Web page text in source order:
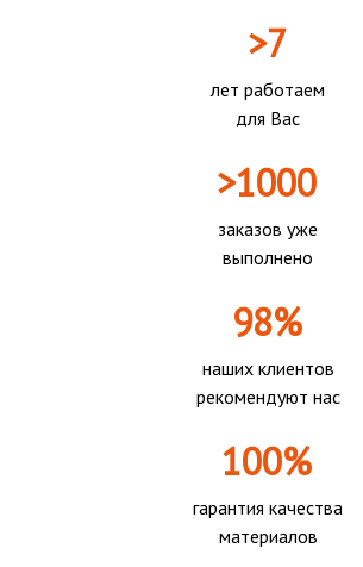
>7
лет работаем
для Вас
>1000
заказов уже
выполнено
98%
наших клиентов
рекомендуют нас
100%
гарантия качества
материалов